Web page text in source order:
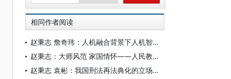
相同作者阅读
赵秉志 詹奇玮：人机融合背景下人机智能体的刑事责任探究
赵秉志：大师风范 家国情怀——人民教育家高铭暄先生的三个心愿
赵秉志 袁彬：我国刑法再法典化的立场与选择